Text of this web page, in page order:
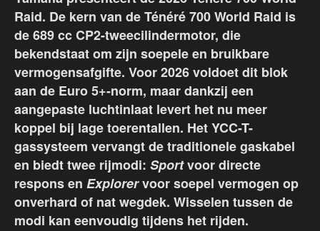
Raid. De kern van de Ténéré 700 World Raid is
de 689 cc CP2-tweecilindermotor, die
bekendstaat om zijn soepele en bruikbare
vermogensafgifte. Voor 2026 voldoet dit blok
aan de Euro 5+-norm, maar dankzij een
aangepaste luchtinlaat levert het nu meer
koppel bij lage toerentallen. Het YCC-T-
gassysteem vervangt de traditionele gaskabel
en biedt twee rijmodi: Sportvoor directe
respons en Explorervoor soepel vermogen op
onverhard of nat wegdek. Wisselen tussen de
modi kan eenvoudig tijdens het rijden.